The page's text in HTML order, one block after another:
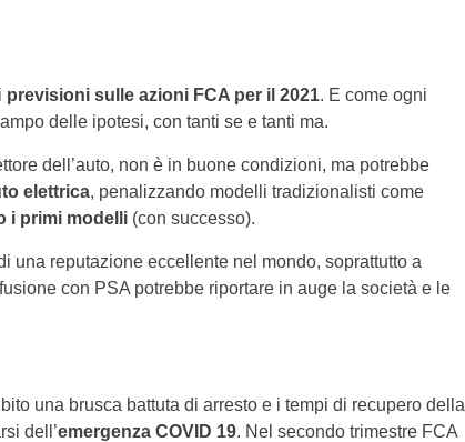
previsioni sulle azioni FCA per il 2021. E come ogni
delle ipotesi, con tanti se e tanti ma.
dell’auto, non è in buone condizioni, ma potrebbe
elettrica, penalizzando modelli tradizionalisti come
i primi modelli(con successo).
una reputazione eccellente nel mondo, soprattutto a
con PSA potrebbe riportare in auge la società e le
una brusca battuta di arresto e i tempi di recupero della
dell’emergenza COVID 19. Nel secondo trimestre FCA